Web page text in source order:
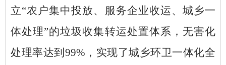
立“农户集中投放、服务企业收运、城乡一
体处理”的垃圾收集转运处置体系，无害化
处理率达到99%，实现了城乡环卫一体化全